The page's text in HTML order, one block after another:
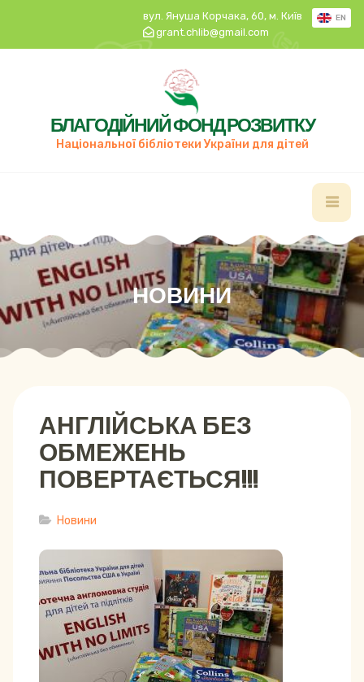
вул. Януша Корчака, 60, м. Київ
grant.chlib@gmail.com
EN
БЛАГОДІЙНИЙ ФОНД РОЗВИТКУ
Національної бібліотеки України для дітей
НОВИНИ
АНГЛІЙСЬКА БЕЗ
ОБМЕЖЕНЬ
ПОВЕРТАЄТЬСЯ!!!
Новини